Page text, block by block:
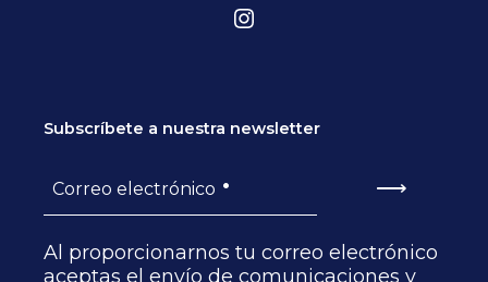
Subscríbete a nuestra newsletter
Correo electrónico • ⟶
Al proporcionarnos tu correo electrónico
aceptas el envío de comunicaciones y